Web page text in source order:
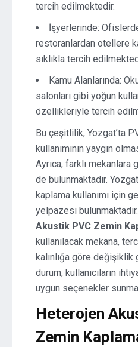
tercih edilmektedir.
İşyerlerinde:
restoranlardan otellere
sıklıkla tercih
Kamu Alanlarında:
salonları gibi yoğun
özellikleriyle tercih
Bu çeşitlilik, Yozgat’ta
kullanımının yaygın
Ayrıca, farklı
de bulunmaktadır.
kaplama kullanımı için
yelpazesi bulunmaktadır.
Akustik PVC Zemin
kullanılacak mekana,
kalınlığa göre
durum, kullanıcıların
uygun seçenekler
Heterojen
Zemin